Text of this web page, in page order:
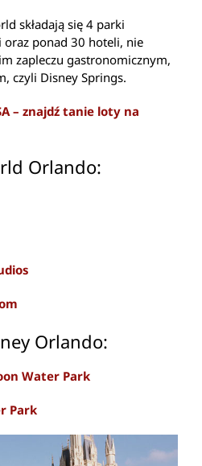
składają się 4 parki
ponad 30 hoteli, nie
zapleczu gastronomicznym,
czyli Disney Springs.
– znajdź tanie loty na
Orlando:
Orlando:
Water Park
Park